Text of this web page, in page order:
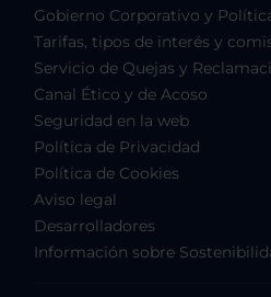
Gobierno Corporativo y
Tarifas, tipos de interés y
Servicio de Quejas y
Canal Ético y de Acoso
Seguridad en la web
Política de Privacidad
Política de Cookies
Aviso legal
Desarrolladores
Información sobre